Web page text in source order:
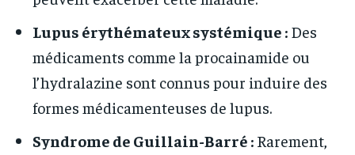
Lupus érythémateux systémique : Des
médicaments comme la procainamide ou
l’hydralazine sont connus pour induire des
formes médicamenteuses de lupus.
Syndrome de Guillain-Barré : Rarement,